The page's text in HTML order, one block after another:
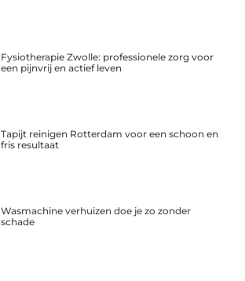
Fysiotherapie Zwolle: professionele zorg voor
een pijnvrij en actief leven
Tapijt reinigen Rotterdam voor een schoon en
fris resultaat
Wasmachine verhuizen doe je zo zonder
schade